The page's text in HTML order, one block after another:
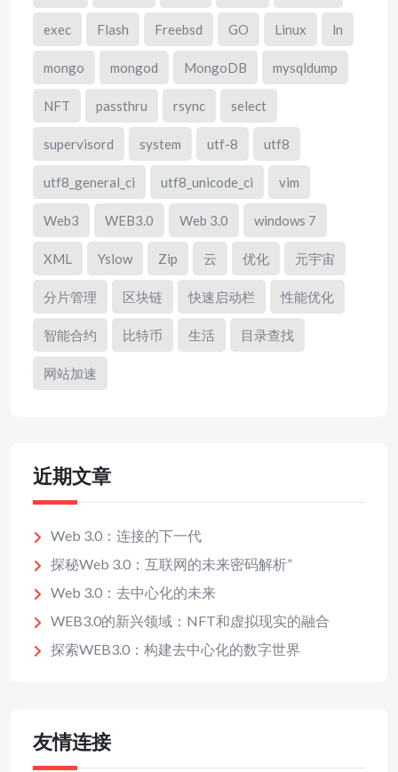
exec Flash Freebsd GO Linux ln
mongo mongod MongoDB mysqldump
NFT passthru rsync select
supervisord system utf-8 utf8
utf8_general_ci utf8_unicode_ci vim
Web3 WEB3.0 Web 3.0 windows 7
XML Yslow Zip 云 优化 元宇宙
分片管理 区块链 快速启动栏 性能优化
智能合约 比特币 生活 目录查找
网站加速
近期文章
Web 3.0：连接的下一代
探秘Web 3.0：互联网的未来密码解析”
Web 3.0：去中心化的未来
WEB3.0的新兴领域：NFT和虚拟现实的融合
探索WEB3.0：构建去中心化的数字世界
友情连接